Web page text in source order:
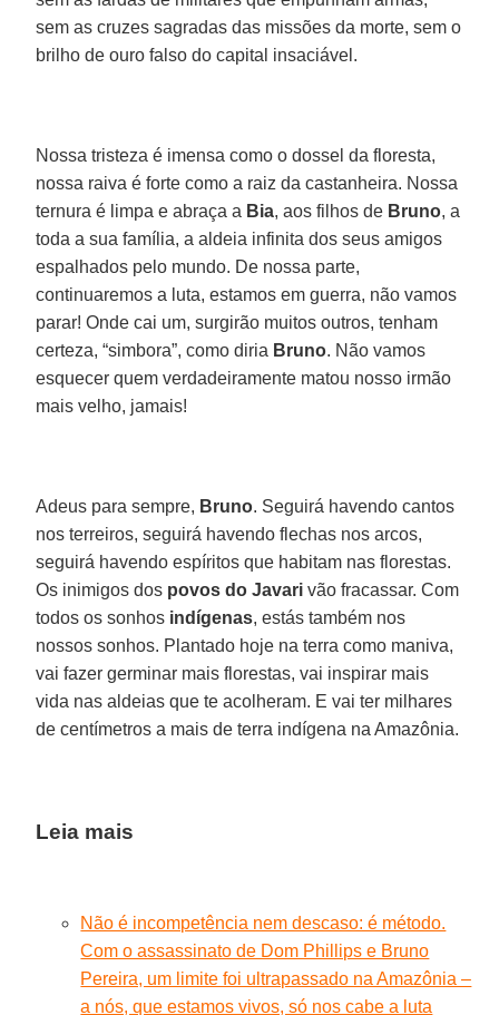
sem as cruzes sagradas das missões da morte, sem o
brilho de ouro falso do capital insaciável.
Nossa tristeza é imensa como o dossel da floresta,
nossa raiva é forte como a raiz da castanheira. Nossa
ternura é limpa e abraça a Bia, aos filhos de Bruno, a
toda a sua família, a aldeia infinita dos seus amigos
espalhados pelo mundo. De nossa parte,
continuaremos a luta, estamos em guerra, não vamos
parar! Onde cai um, surgirão muitos outros, tenham
certeza, “simbora”, como diria Bruno. Não vamos
esquecer quem verdadeiramente matou nosso irmão
mais velho, jamais!
Adeus para sempre, Bruno. Seguirá havendo cantos
nos terreiros, seguirá havendo flechas nos arcos,
seguirá havendo espíritos que habitam nas florestas.
Os inimigos dos povos do Javari vão fracassar. Com
todos os sonhos indígenas, estás também nos
nossos sonhos. Plantado hoje na terra como maniva,
vai fazer germinar mais florestas, vai inspirar mais
vida nas aldeias que te acolheram. E vai ter milhares
de centímetros a mais de terra indígena na Amazônia.
Leia mais
Não é incompetência nem descaso: é método.
Com o assassinato de Dom Phillips e Bruno
Pereira, um limite foi ultrapassado na Amazônia –
a nós, que estamos vivos, só nos cabe a luta